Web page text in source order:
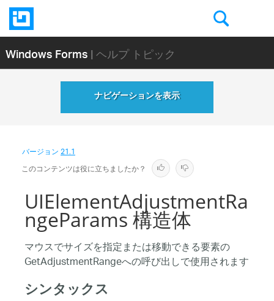
Windows Forms| ヘルプ トピック
ナビゲーションを表示
バージョン21.1
このコンテンツは役に立ちましたか？
UIElementAdjustmentRa
ngeParams 構造体
マウスでサイズを指定または移動できる要素の
GetAdjustmentRangeへの呼び出しで使用されます
シンタックス